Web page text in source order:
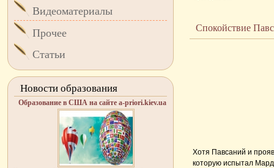
Спокойствие
Хотя Павсаний и
которую испытал
Видеоматериалы
Прочее
Статьи
Новости образования
Образование в США на сайте a-priori.kiev.ua